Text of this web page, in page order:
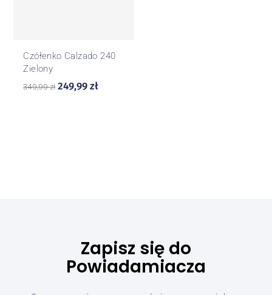
Czółenko Calzado 240
Zielony
349,99zł 249,99zł
Zapisz się do
Powiadamiacza